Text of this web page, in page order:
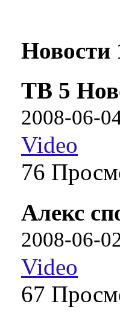
Новости
ТВ 5
2008-06-
Video
76
Алекс
2008-06-
Video
67